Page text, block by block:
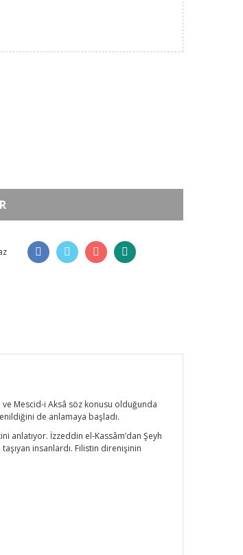
ve Mescid-i Aksâ söz konusu olduğunda
de anlamaya başladı.
anlatıyor. İzzeddin el-Kassâm’dan Şeyh
insanlardı. Filistin direnişinin